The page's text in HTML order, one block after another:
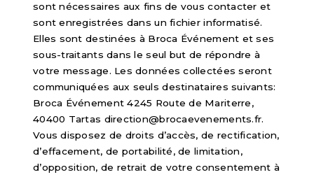
sont nécessaires aux fins de vous contacter et
sont enregistrées dans un fichier informatisé.
Elles sont destinées à Broca Événement et ses
sous-traitants dans le seul but de répondre à
votre message. Les données collectées seront
communiquées aux seuls destinataires suivants:
Broca Événement 4245 Route de Mariterre,
40400 Tartas direction@brocaevenements.fr.
Vous disposez de droits d’accès, de rectification,
d’effacement, de portabilité, de limitation,
d’opposition, de retrait de votre consentement à